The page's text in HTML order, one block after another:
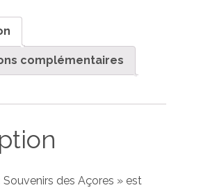
complémentaires
des Açores » est